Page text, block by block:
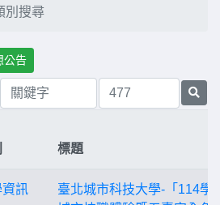
別搜尋
公告
標題
訊
臺北城市科技大學-「114學